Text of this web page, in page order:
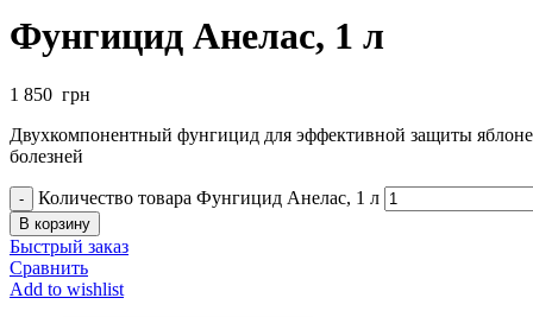
Фунгицид Анелас, 1 л
1 850 грн
Двухкомпонентный фунгицид для эффективной защиты
болезней
Количество товара Фунгицид Анелас, 1 л
В корзину
Быстрый заказ
Сравнить
Add to wishlist